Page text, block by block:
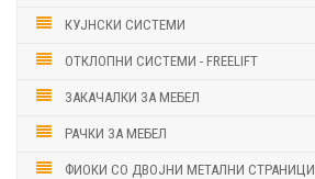
КУЈНСКИ СИСТЕМИ
ОТКЛОПНИ СИСТЕМИ - FREELIFT
ЗАКАЧАЛКИ ЗА МЕБЕЛ
РАЧКИ ЗА МЕБЕЛ
ФИОКИ СО ДВОЈНИ МЕТАЛНИ СТРАНИЦИ